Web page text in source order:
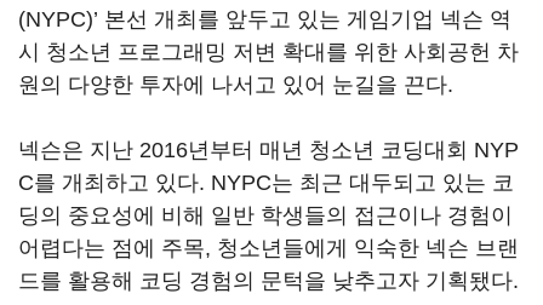
(NYPC)’ 본선 개최를 앞두고 있는 게임기업 넥슨 역
시 청소년 프로그래밍 저변 확대를 위한 사회공헌 차
원의 다양한 투자에 나서고 있어 눈길을 끈다.
넥슨은 지난 2016년부터 매년 청소년 코딩대회 NYP
C를 개최하고 있다. NYPC는 최근 대두되고 있는 코
딩의 중요성에 비해 일반 학생들의 접근이나 경험이
어렵다는 점에 주목, 청소년들에게 익숙한 넥슨 브랜
드를 활용해 코딩 경험의 문턱을 낮추고자 기획됐다.